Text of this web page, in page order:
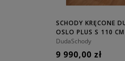
SCHODY KRĘCONE
OSLO PLUS S 110 CM
DudaSchody
9 990,00 zł